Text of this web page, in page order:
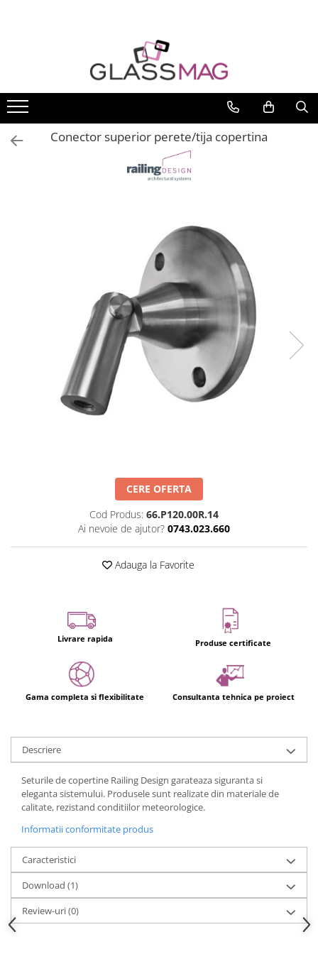
Seturi usi pivotante
Amortizoare pardoseala
Feronerie usi pivotante
Set toc usa sticla
Set profil toc usa sticla
Profil toc usa sticla
Feronerie toc usa sticla
Set broasca + balama + maner usa
Maner broasca usa sticla
Cilindri broasca usa sticla
Amortizoare cu brat/sina
Usi glisante manuale
Usi glisante automate
Componente usi glisante manuale
Usi armonice
Usi glisante pentru vitrine
Manere
Manere tragatoare
Manere scoica
Sisteme cabine dus
Cabine dus
Componente cabine dus
Balamale cabine dus
Conectori cabine dus
Conector superior perete/tija copertina
CERE OFERTA
Cod Produs: 66.P120.00R.14
Ai nevoie de ajutor? 0743.023.660
Adauga la Favorite
Livrare rapida Produse certificate
Gama completa si flexibilitate Consultanta tehnica pe proiect
Descriere
Seturile de copertine Railing Design garateaza siguranta si
eleganta sistemului. Produsele sunt realizate din materiale de
calitate, rezistand conditiilor meteorologice.
Informatii conformitate produs
Caracteristici
Download (1)
Review-uri(0)